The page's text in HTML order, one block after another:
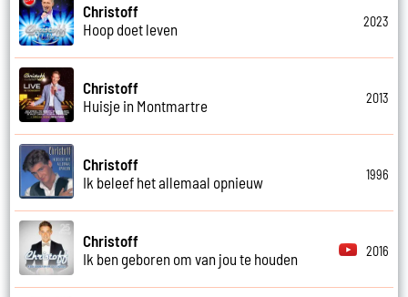
Christoff
Hoop doet leven
2023
Christoff
Huisje in Montmartre
2013
Christoff
Ik beleef het allemaal opnieuw
1996
Christoff
Ik ben geboren om van jou te houden
2016